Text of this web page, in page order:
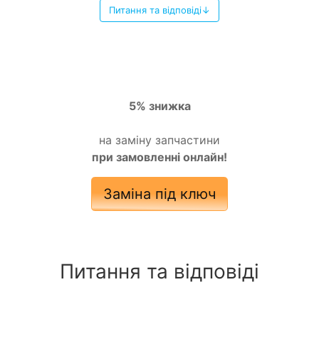
Питання та відповіді↓
5% знижка
на заміну запчастини
при замовленні онлайн!
Заміна під ключ
Питання та відповіді